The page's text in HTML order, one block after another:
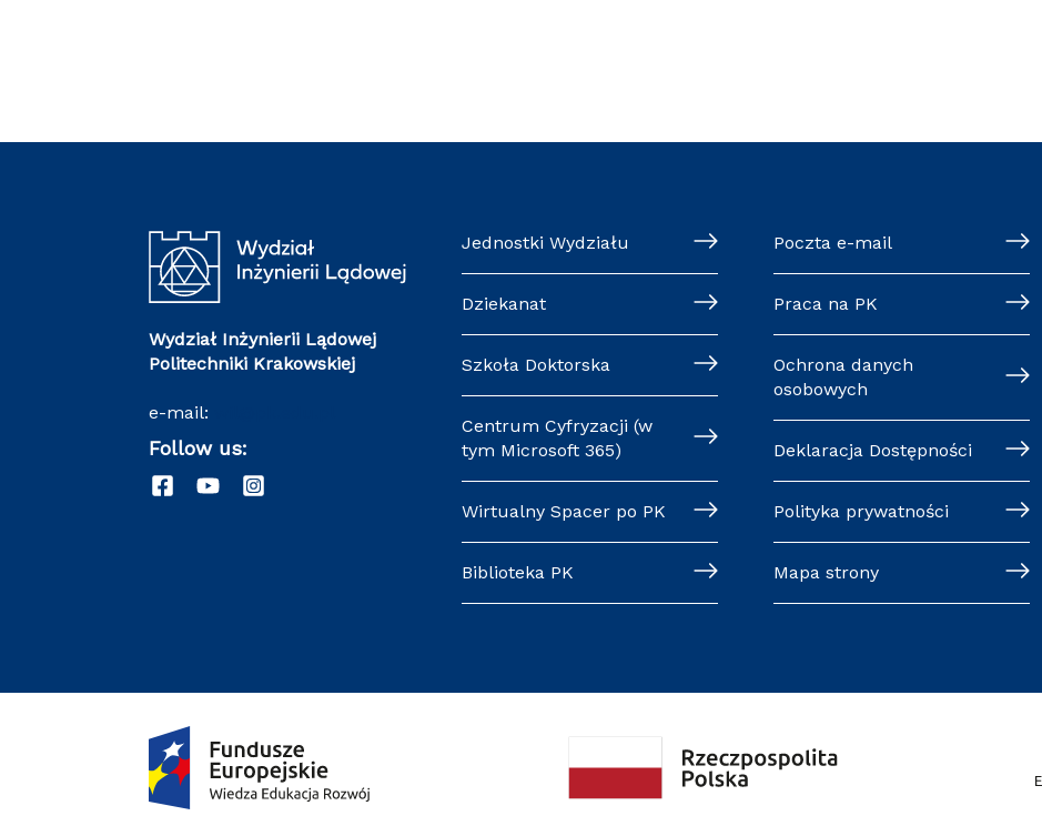
Wydział Inżynierii Lądowej
Politechniki Krakowskiej
e-mail:
Follow us:
Jednostki Wydziału
Dziekanat
Szkoła Doktorska
Centrum Cyfryzacji (w
tym Microsoft 365)
Wirtualny Spacer po PK
Biblioteka PK
Poczta e-mail
Praca na PK
Ochrona danych
osobowych
Deklaracja Dostępności
Polityka prywatności
Mapa strony